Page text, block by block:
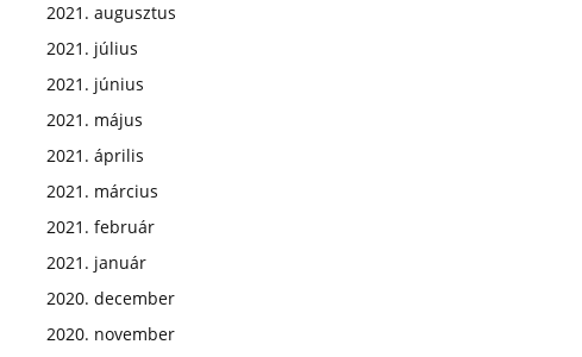
2021. augusztus
2021. július
2021. június
2021. május
2021. április
2021. március
2021. február
2021. január
2020. december
2020. november